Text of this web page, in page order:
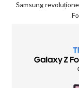
Samsung